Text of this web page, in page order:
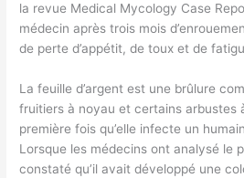
la revue Medical Mycology Case
médecin après trois mois
de perte d’appétit, de toux et de
La feuille d’argent est une brûlure
fruitiers à noyau et certains arbustes
première fois qu’elle infecte un
Lorsque les médecins ont analysé le
constaté qu’il avait développé une